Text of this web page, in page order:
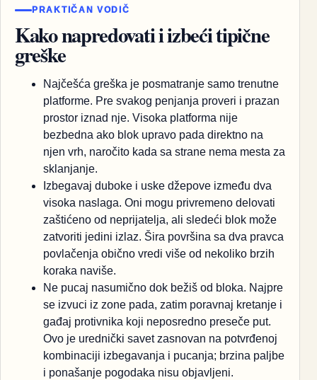
PRAKTIČAN VODIČ
Kako napredovati i izbeći tipične
greške
Najčešća greška je posmatranje samo trenutne
platforme. Pre svakog penjanja proveri i prazan
prostor iznad nje. Visoka platforma nije
bezbedna ako blok upravo pada direktno na
njen vrh, naročito kada sa strane nema mesta za
sklanjanje.
Izbegavaj duboke i uske džepove između dva
visoka naslaga. Oni mogu privremeno delovati
zaštićeno od neprijatelja, ali sledeći blok može
zatvoriti jedini izlaz. Šira površina sa dva pravca
povlačenja obično vredi više od nekoliko brzih
koraka naviše.
Ne pucaj nasumično dok bežiš od bloka. Najpre
se izvuci iz zone pada, zatim poravnaj kretanje i
gađaj protivnika koji neposredno preseče put.
Ovo je urednički savet zasnovan na potvrđenoj
kombinaciji izbegavanja i pucanja; brzina paljbe
i ponašanje pogodaka nisu objavljeni.